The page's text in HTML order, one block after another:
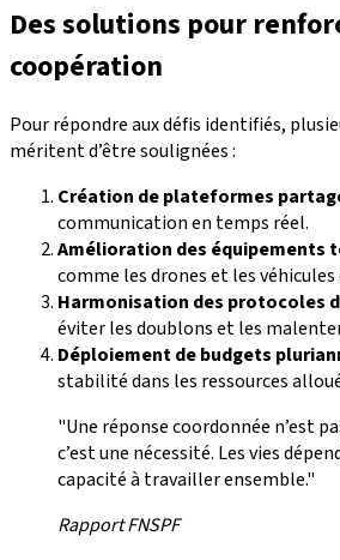
Des solutions pour
coopération
Pour répondre aux défis identifiés,
méritent d’être soulignées :
Création de plateformes
communication en temps réel.
Amélioration des équipements
comme les drones et les
Harmonisation des protocoles
éviter les doublons et les
Déploiement de budgets
stabilité dans les ressources
"Une réponse coordonnée n’est
c’est une nécessité. Les vies
capacité à travailler ensemble."
Rapport FNSPF